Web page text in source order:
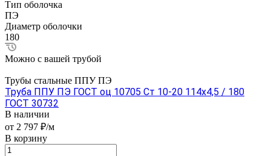
Тип оболочка
ПЭ
Диаметр оболочки
180
Можно с вашей трубой
Трубы стальные ППУ ПЭ
Труба ППУ ПЭ ГОСТ оц 10705 Ст 10-20 114x4,5 / 180
ГОСТ 30732
В наличии
от 2 797 ₽/м
В корзину